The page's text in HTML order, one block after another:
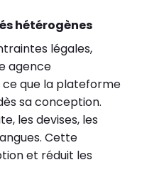
hétérogènes
légales,
agence
que la plateforme
sa conception.
les devises, les
Cette
et réduit les